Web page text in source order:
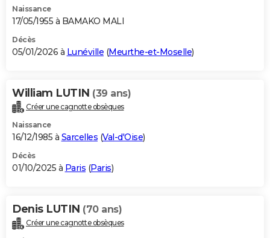
Naissance
17/05/1955 à BAMAKO MALI
Décès
05/01/2026 à Lunéville (Meurthe-et-Moselle)
William LUTIN (39 ans)
Créer une cagnotte obsèques
Naissance
16/12/1985 à Sarcelles (Val-d'Oise)
Décès
01/10/2025 à Paris (Paris)
Denis LUTIN (70 ans)
Créer une cagnotte obsèques